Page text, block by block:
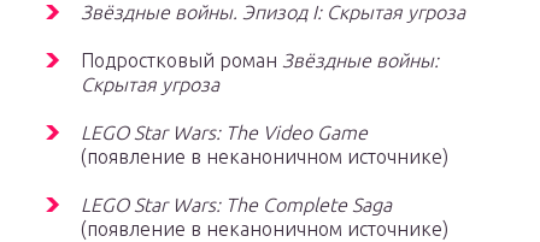
Звёздные войны. Эпизод I: Скрытая угроза
Подростковый роман Звёздные войны:
Скрытая угроза
LEGO Star Wars: The Video Game
(появление в неканоничном источнике)
LEGO Star Wars: The Complete Saga
(появление в неканоничном источнике)